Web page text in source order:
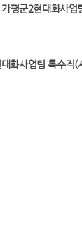
평군2현대화사
화사업팀 특수직